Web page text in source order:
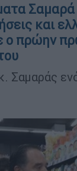
Σαμαρά
και
ο πρώην
Σαμαράς